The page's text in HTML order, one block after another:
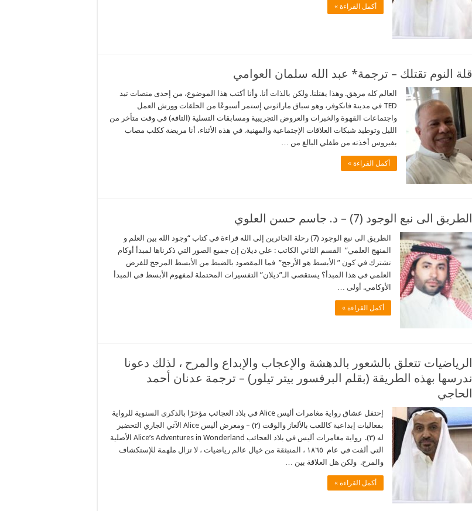
أكمل القراءة »
قلة النوم تقتلك – ترجمة* عبد الله سلمان العوامي
العالم كله مرهق. وهذا يقتلنا. ولكن بالذات أنا. وأنا أكتب هذا الموضوع، من إحدى منصات تيد
TED في مدينة فانكوفر، وهو سباق ماراثوني إستمر أسبوعًا من الحلقات وورش العمل
واجتماعات القهوة والخبرات والعروض التجريبية ومسابقات التسلية (التافه) في وقت متأخر من
الليل وتوطيد شبكات العلاقات الإجتماعية والمهنية. في هذه الأثناء، أنا مريضة ككلب مصاب
بفيروس أخذته من طفلي البالغ من …
أكمل القراءة »
الطريق الى نبع الوجود (7) – د. جاسم حسن العلوي
الطريق الى نبع الوجود (7) رحلة الحائرين إلى الله قراءة في كتاب “وجود الله بين العلم و
المنهج العلمي” القسم الثاني الكاتب : علي ديلان إن جميع الصور التي ذكرناها لمبدأ أوكام
تشترك في كون ” الأبسط هو الأرجح” فما المقصود بالضبط من الأبسط المرجح للفرض
العلمي في هذا المبدأ؟ يستقصي الـ”ديلان” التفسيرات المحتملة لمفهوم الأبسط في المبدأ
الأوكامي. أولى …
أكمل القراءة »
الرياضيات تتعلق بالشعور بالدهشة والإعجاب والإبداع والمرح ، لذلك دعونا
ندرسها بهذه الطريقة (بقلم البرفسور بيتر تيلور) – ترجمة عدنان أحمد
الحاجي
إحتفل عشاق رواية مغامرات أليس Alice في بلاد العجائب مؤخرًا بالذكرى السنوية للرواية
بفعاليات إبداعية كاللعب بالألغاز والوقت (٢) – ومعرض أليس Alice الآتي الجاري التحضير
له (٣). رواية مغامرات أليس في بلاد العحائب Alice’s Adventures in Wonderland الأصلية
التي ألفت في عام ١٨٦٥ ، المنبثقة من خيال عالم رياضيات ، لا تزال ملهمة للإستكشاف
والمرح. ولكن هل العلاقة بين …
أكمل القراءة »